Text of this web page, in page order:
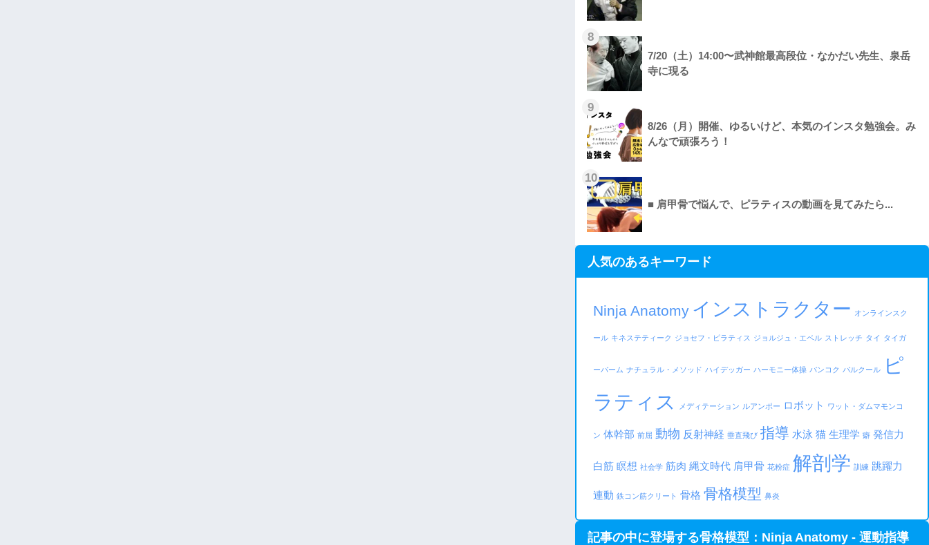
8
7/20（土）14:00〜武神館最高段位・なかだい先生、泉岳
寺に現る
9
8/26（月）開催、ゆるいけど、本気のインスタ勉強会。み
んなで頑張ろう！
10
■ 肩甲骨で悩んで、ピラティスの動画を見てみたら...
人気のあるキーワード
Ninja Anatomy インストラクター オンラインスク
ール キネステティーク ジョセフ・ピラティス ジョルジュ・エベル ストレッチ タイ タイガ
ーバーム ナチュラル・メソッド ハイデッガー ハーモニー体操 バンコク パルクール
ピ
ラティス
メディテーション ルアンポー ロボット ワット・ダムマモンコ
ン 体幹部 前屈 動物 反射神経 垂直飛び 指導 水泳 猫 生理学 癖 発信力
白筋 瞑想 社会学 筋肉 縄文時代 肩甲骨 花粉症 解剖学 訓練 跳躍力
連動 鉄コン筋クリート 骨格 骨格模型 鼻炎
記事の中に登場する骨格模型：Ninja Anatomy - 運動指導